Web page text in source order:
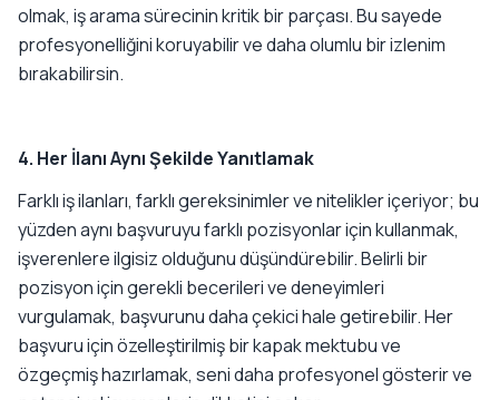
olmak, iş arama sürecinin kritik bir parçası. Bu sayede
profesyonelliğini koruyabilir ve daha olumlu bir izlenim
bırakabilirsin.
4. Her İlanı Aynı Şekilde Yanıtlamak
Farklı iş ilanları, farklı gereksinimler ve nitelikler içeriyor; bu
yüzden aynı başvuruyu farklı pozisyonlar için kullanmak,
işverenlere ilgisiz olduğunu düşündürebilir. Belirli bir
pozisyon için gerekli becerileri ve deneyimleri
vurgulamak, başvurunu daha çekici hale getirebilir. Her
başvuru için özelleştirilmiş bir kapak mektubu ve
özgeçmiş hazırlamak, seni daha profesyonel gösterir ve